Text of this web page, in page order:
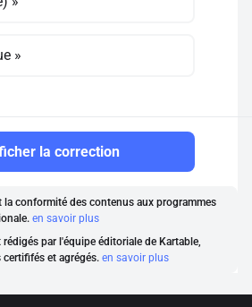
»
la correction
la conformité des contenus aux programmes
en savoir plus
par l'équipe éditoriale de Kartable,
et agrégés. en savoir plus